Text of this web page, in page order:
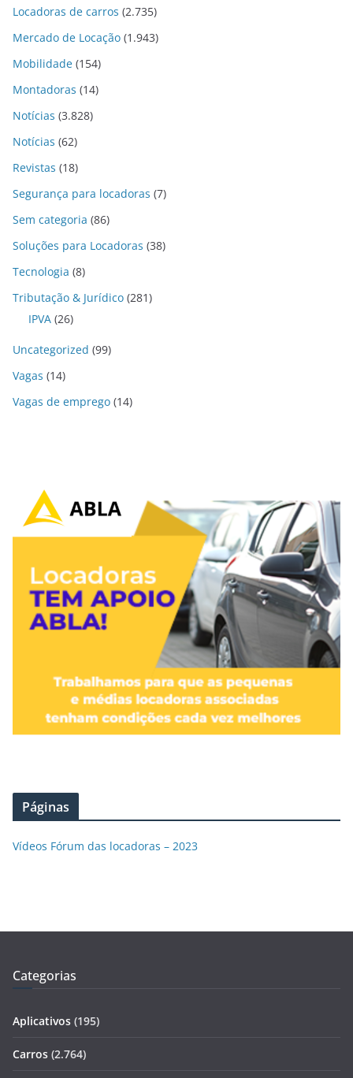
Locadoras de carros (2.735)
Mercado de Locação (1.943)
Mobilidade (154)
Montadoras (14)
Notícias (3.828)
Notícias (62)
Revistas (18)
Segurança para locadoras (7)
Sem categoria (86)
Soluções para Locadoras (38)
Tecnologia (8)
Tributação & Jurídico (281)
IPVA (26)
Uncategorized (99)
Vagas (14)
Vagas de emprego (14)
Páginas
Vídeos Fórum das locadoras – 2023
Categorias
Aplicativos (195)
Carros (2.764)